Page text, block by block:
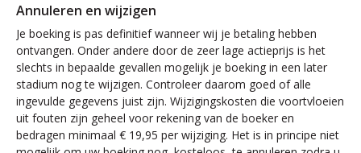
Annuleren en wijzigen
Je boeking is pas definitief wanneer wij je betaling hebben
ontvangen. Onder andere door de zeer lage actieprijs is het
slechts in bepaalde gevallen mogelijk je boeking in een later
stadium nog te wijzigen. Controleer daarom goed of alle
ingevulde gegevens juist zijn. Wijzigingskosten die voortvloeien
uit fouten zijn geheel voor rekening van de boeker en
bedragen minimaal € 19,95 per wijziging. Het is in principe niet